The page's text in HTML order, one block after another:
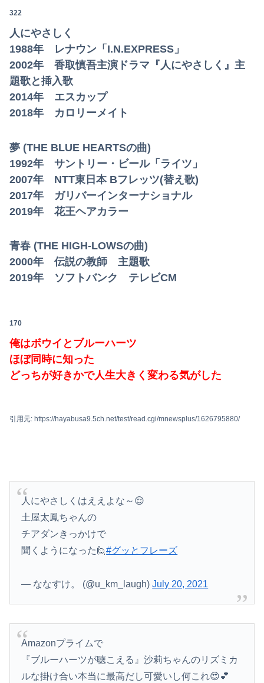
322
人にやさしく
1988年 レナウン「I.N.EXPRESS」
2002年 香取慎吾主演ドラマ『人にやさしく』主
題歌と挿入歌
2014年 エスカップ
2018年 カロリーメイト
夢 (THE BLUE HEARTSの曲)
1992年 サントリー・ビール「ライツ」
2007年 NTT東日本 Bフレッツ(替え歌)
2017年 ガリバーインターナショナル
2019年 花王ヘアカラー
青春 (THE HIGH-LOWSの曲)
2000年 伝説の教師 主題歌
2019年 ソフトバンク テレビCM
170
俺はボウイとブルーハーツ
ほぼ同時に知った
どっちが好きかで人生大きく変わる気がした
引用元: https://hayabusa9.5ch.net/test/read.cgi/mnewsplus/1626795880/
人にやさしくはええよな～😌
土屋太鳳ちゃんの
チアダンきっかけで
聞くようになった🙋#グッとフレーズ
— ななすけ。 (@u_km_laugh)July 20, 2021
Amazonプライムで
『ブルーハーツが聴こえる』沙莉ちゃんのリズミカ
ルな掛け合い本当に最高だし可愛いし何これ😍💕